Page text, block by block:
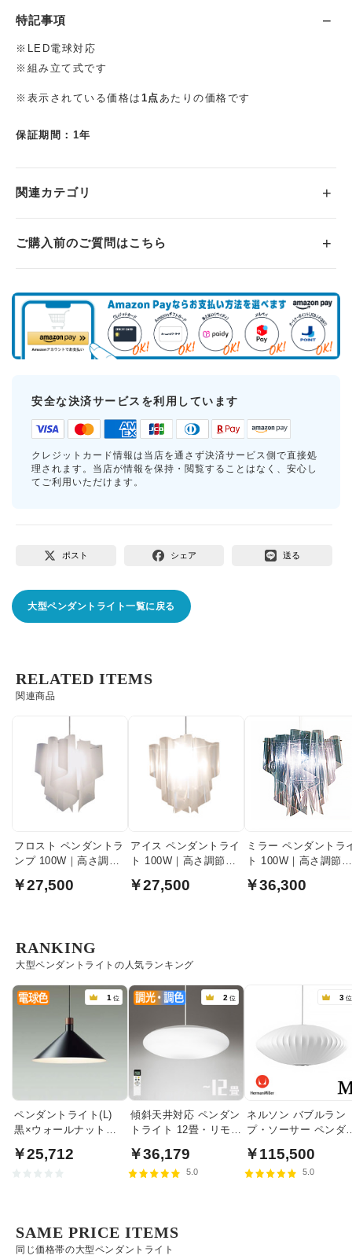
特記事項
※LED電球対応
※組み立て式です
※表示されている価格は 1点あたりの価格です
保証期間：1年
関連カテゴリ
ご購入前のご質問はこちら
安全な決済サービスを利用しています
クレジットカード情報は当店を通さず決済サービス側で直接処
理されます。当店が情報を保持・閲覧することはなく、安心し
てご利用いただけます。
ポスト シェア 送る
大型ペンダントライト一覧に戻る
関連商品
RELATED ITEMS
フロスト ペンダントラ
ンプ 100W｜高さ調節
￥27,500
アイス ペンダントライ
ト 100W｜高さ調節機
￥27,500
ミラー ペンダントラ
ト 100W｜高さ調節機
￥36,300
大型ペンダントライトの人気ランキング
RANKING
1 位
ペンダントライト(L)
黒×ウォールナット色
￥25,712
2 位
傾斜天井対応 ペンダン
トライト 12畳・リモコ
￥36,179
5.0
3 位
ネルソン バブルラン
プ・ソーサー ペンダ
｜ハーマンミラー
￥115,500
5.0
同じ価格帯の大型ペンダントライト
SAME PRICE ITEMS